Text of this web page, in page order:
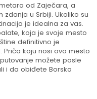
od Zaječara, a
u Srbiji. Ukoliko su
je idealna za vas.
koja je svoje mesto
definitivno je
koju nosi ovo mesto
možete posle
i da obiđete Borsko